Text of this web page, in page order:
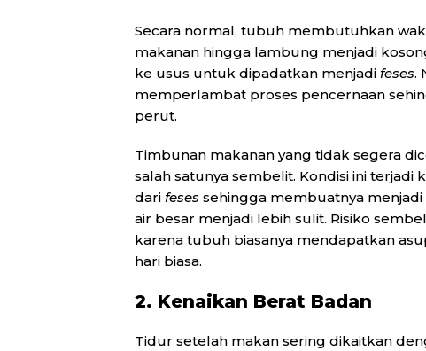
Secara normal, tubuh membutuhkan
makanan hingga lambung menjadi
ke usus untuk dipadatkan menjadi feses.
memperlambat proses pencernaan
perut.
Timbunan makanan yang tidak segera
salah satunya sembelit. Kondisi ini terjadi
dari feses sehingga membuatnya
air besar menjadi lebih sulit. Risiko
karena tubuh biasanya mendapatkan
hari biasa.
2. Kenaikan Berat Badan
Tidur setelah makan sering dikaitkan